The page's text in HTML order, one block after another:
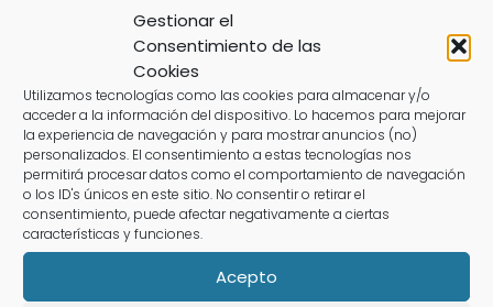
Gestionar el
Consentimiento de las
Cookies
Utilizamos tecnologías como las cookies para almacenar y/o
acceder a la información del dispositivo. Lo hacemos para mejorar
la experiencia de navegación y para mostrar anuncios (no)
personalizados. El consentimiento a estas tecnologías nos
permitirá procesar datos como el comportamiento de navegación
o los ID's únicos en este sitio. No consentir o retirar el
consentimiento, puede afectar negativamente a ciertas
características y funciones.
Acepto
reposición.
Identificación precisa de los
componentes del cálculo.
Métodos de cálculo tanto para el
VRB como para el VRN.
Importancia de la depreciación en
el cálculo final.
Es recomendable que los